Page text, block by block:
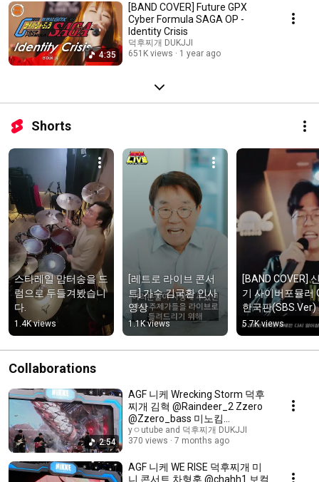
4:35
[BAND COVER] Future GPX
Cyber Formula SAGA OP -
Identity Crisis
덕후찌개 DUKJJI
651K views
1 year ago
Shorts
스타레일 맘터송을 드
럼으로 두들겨봤습니
다.
1.4K views
[레트로 라이브 콘서
트] 가수 김국환 인사
영상
1.1K views
[BAND COVER]
기 사이버포뮬러
한국판(SBS.Ver)
shorts
5.7K views
Collaborations
2:54
AGF 니케 Wrecking Storm 덕후
찌개 김혁 @Raindeer_2 Zzero
@Zzero_bass 미노킴
@minhoh521 Ｃｏｓｍｏｇｒａ
ｐｈ @cosmograph0
yㅇutube and 덕후찌개 DUKJJI
370 views
7 months ago
AGF 니케 WE RISE 덕후찌개 미
니 콘서트 차형훈 @chahh1 보컬